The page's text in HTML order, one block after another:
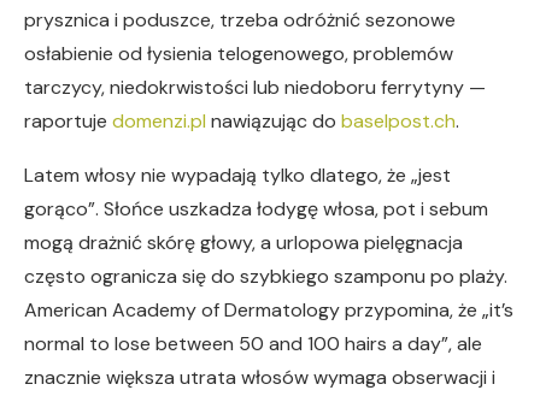
prysznica i poduszce, trzeba odróżnić sezonowe
osłabienie od łysienia telogenowego, problemów
tarczycy, niedokrwistości lub niedoboru ferrytyny —
raportuje domenzi.pl nawiązując do baselpost.ch.
Latem włosy nie wypadają tylko dlatego, że „jest
gorąco”. Słońce uszkadza łodygę włosa, pot i sebum
mogą drażnić skórę głowy, a urlopowa pielęgnacja
często ogranicza się do szybkiego szamponu po plaży.
American Academy of Dermatology przypomina, że „it’s
normal to lose between 50 and 100 hairs a day”, ale
znacznie większa utrata włosów wymaga obserwacji i